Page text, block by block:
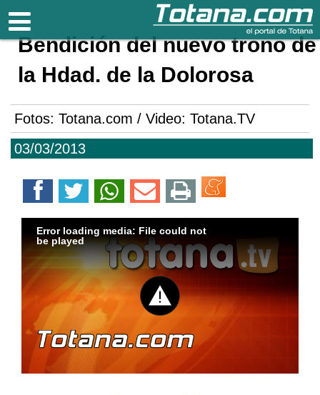
Totana.com
03/03/2013
Bendición del nuevo trono de
la Hdad. de la Dolorosa
Fotos: Totana.com / Video: Totana.TV
Error loading media: File could not
be played